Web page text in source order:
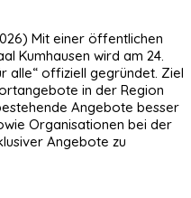
Mit einer öffentlichen
Kumhausen wird am 24.
alle“ offiziell gegründet. Ziel
in der Region
Angebote besser
Organisationen bei der
Angebote zu